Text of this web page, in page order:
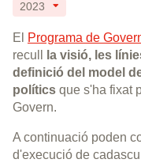
2023
El Programa de
recull
la visió, les
definició del model
polítics que s'ha fixat
Govern.
A continuació poden
d'execució de